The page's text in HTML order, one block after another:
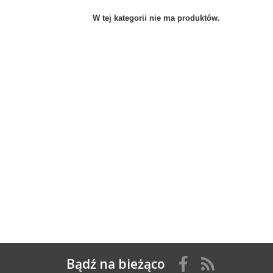
W tej kategorii nie ma produktów.
Bądź na bieżąco